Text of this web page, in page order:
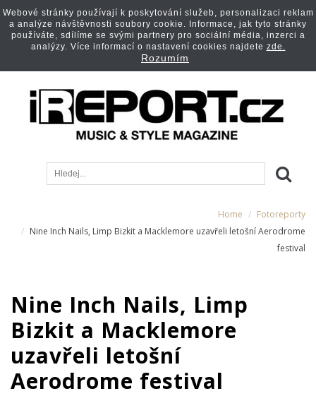
Home
Fotoreporty
Nine Inch Nails, Limp Bizkit a Macklemore uzavřeli letošní Aerodrome
festival
Nine Inch Nails, Limp
Bizkit a Macklemore
uzavřeli letošní
Aerodrome festival
Webové stránky používají k poskytování služeb, personalizaci reklam
a analýze návštěvnosti soubory cookie. Informace, jak tyto stránky
používáte, sdílíme se svými partnery pro sociální média, inzerci a
analýzy. Více informací o nastavení cookies najdete zde.
Rozumím